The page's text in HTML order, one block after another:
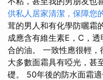
供私人居家清潔，保障您
茸的男人和有化學防曬霜
成應含有維生素E，C，
合的油。 一致性應很輕，
大多數面霜具有啞光，甚
礎。 50年後的防水面霜